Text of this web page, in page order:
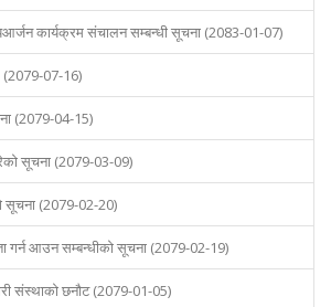
कार्यक्रम संचालन सम्बन्धी सूचना (2083-01-07)
(2079-07-16)
(2079-04-15)
सूचना (2079-03-09)
सूचना (2079-02-20)
गर्न आउन सम्बन्धीको सूचना (2079-02-19)
संस्थाको छनौट (2079-01-05)